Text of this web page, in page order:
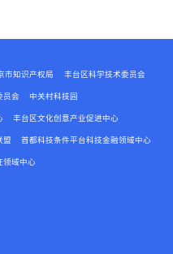
市知识产权局 丰台区科学技术委员会
员会 中关村科技园
丰台区文化创意产业促进中心
盟 首都科技条件平台科技金融领域中心
领域中心